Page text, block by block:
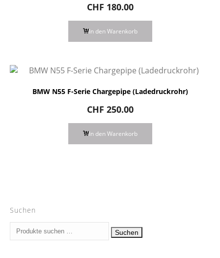
CHF 180.00
In den Warenkorb
BMW N55 F-Serie Chargepipe (Ladedruckrohr)
CHF 250.00
In den Warenkorb
Suchen
Suchen
nach:
Suchen